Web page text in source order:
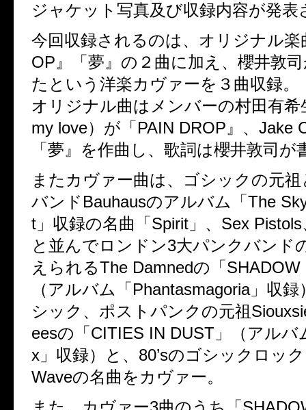
ジャケット写真及び収録内容が発表
今回収録されるのは、オリジナル楽
OP』「夢』の２曲に加え、櫻井敦
たという洋楽カヴァーを３曲収録。
オリジナル曲はメンバーの村田有希
my love）が「PAIN DROP』、Jake
「夢』を作曲し、歌詞は櫻井敦司が
またカヴァー曲は、ゴシックの元
バンドBauhausのアルバム「The
t」収録の名曲「Spirit」、Sex
と並んでロンドン3大パンクバンド
えられるThe Damnedの「
（アルバム「Phantasmagoria」収
シック、ポストパンクの元祖
eesの「CITIES IN DUST」（アルバ
x」収録）と、80’sのゴシックロッ
Waveの名曲をカヴァー。